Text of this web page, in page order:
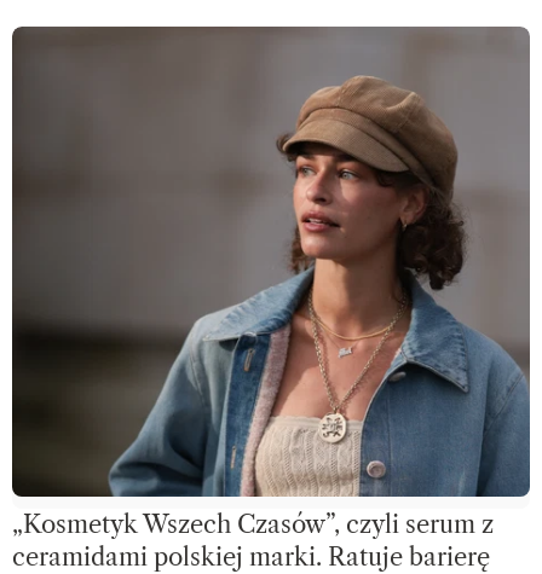
„Kosmetyk Wszech Czasów”, czyli serum z
ceramidami polskiej marki. Ratuje barierę